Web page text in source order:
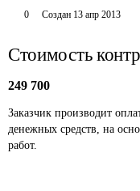
0 Создан 13 апр 2013
Стоимость
249 700
Заказчик производит
денежных средств, на
работ.